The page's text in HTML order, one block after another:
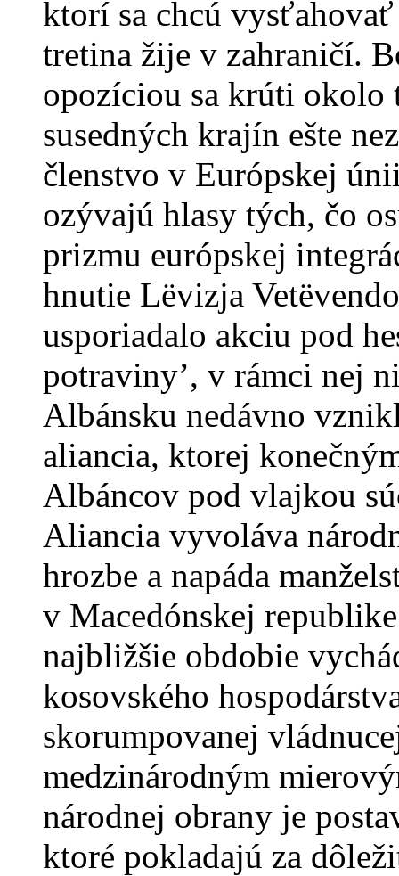
ktorí sa chcú
tretina žije v zahraničí.
opozíciou sa krúti okolo
susedných krajín ešte
členstvo v Európskej
ozývajú hlasy tých, čo
prizmu európskej
hnutie Lëvizja
usporiadalo akciu pod
potraviny’, v rámci nej
Albánsku nedávno
aliancia, ktorej
Albáncov pod vlajkou
Aliancia vyvoláva
hrozbe a napáda
v Macedónskej
najbližšie obdobie
kosovského
skorumpovanej
medzinárodným
národnej obrany je
ktoré pokladajú za